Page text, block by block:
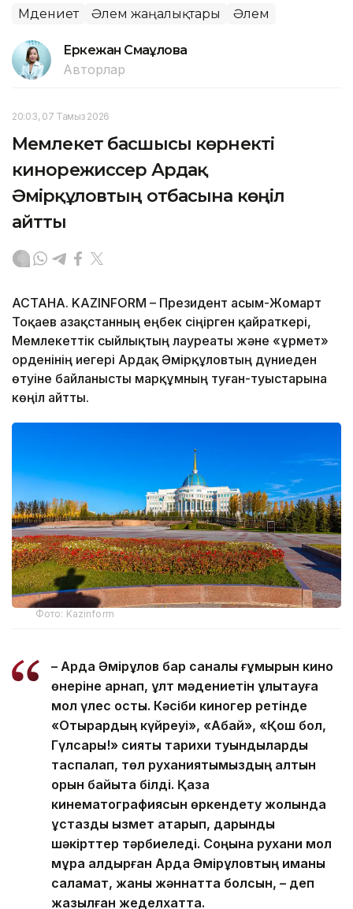
Мәдениет Әлем жаңалықтары Әлем
Еркежан Смағұлова
Авторлар
20:03, 07 Тамыз 2026
Мемлекет басшысы көрнекті
кинорежиссер Ардақ
Әмірқұловтың отбасына көңіл
айтты
АСТАНА. KAZINFORM – Президент Қасым-Жомарт
Тоқаев Қазақстанның еңбек сіңірген қайраткері,
Мемлекеттік сыйлықтың лауреаты және «Құрмет»
орденінің иегері Ардақ Әмірқұловтың дүниеден
өтуіне байланысты марқұмның туған-туыстарына
көңіл айтты.
Фото: Kazinform
– Ардақ Әмірқұлов бар саналы ғұмырын кино
өнеріне арнап, ұлт мәдениетін ұлықтауға
мол үлес қосты. Кәсіби киногер ретінде
«Отырардың күйреуі», «Абай», «Қош бол,
Гүлсары!» сияқты тарихи туындыларды
таспалап, төл руханиятымыздың алтын
қорын байыта білді. Қазақ
кинематографиясын өркендету жолында
ұстаздық қызмет атқарып, дарынды
шәкірттер тәрбиеледі. Соңына рухани мол
мұра қалдырған Ардақ Әмірқұловтың иманы
саламат, жаны жәннатта болсын, – деп
жазылған жеделхатта.